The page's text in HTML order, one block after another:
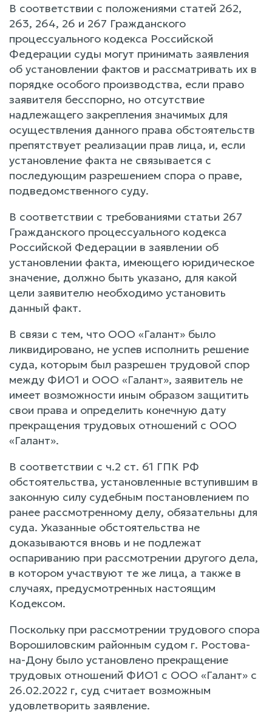
В соответствии с положениями статей 262,
263, 264, 26 и 267 Гражданского
процессуального кодекса Российской
Федерации суды могут принимать заявления
об установлении фактов и рассматривать их в
порядке особого производства, если право
заявителя бесспорно, но отсутствие
надлежащего закрепления значимых для
осуществления данного права обстоятельств
препятствует реализации прав лица, и, если
установление факта не связывается с
последующим разрешением спора о праве,
подведомственного суду.
В соответствии с требованиями статьи 267
Гражданского процессуального кодекса
Российской Федерации в заявлении об
установлении факта, имеющего юридическое
значение, должно быть указано, для какой
цели заявителю необходимо установить
данный факт.
В связи с тем, что ООО «Галант» было
ликвидировано, не успев исполнить решение
суда, которым был разрешен трудовой спор
между ФИО1 и ООО «Галант», заявитель не
имеет возможности иным образом защитить
свои права и определить конечную дату
прекращения трудовых отношений с ООО
«Галант».
В соответствии с ч.2 ст. 61 ГПК РФ
обстоятельства, установленные вступившим в
законную силу судебным постановлением по
ранее рассмотренному делу, обязательны для
суда. Указанные обстоятельства не
доказываются вновь и не подлежат
оспариванию при рассмотрении другого дела,
в котором участвуют те же лица, а также в
случаях, предусмотренных настоящим
Кодексом.
Поскольку при рассмотрении трудового спора
Ворошиловским районным судом г. Ростова-
на-Дону было установлено прекращение
трудовых отношений ФИО1 с ООО «Галант» с
26.02.2022 г, суд считает возможным
удовлетворить заявление.